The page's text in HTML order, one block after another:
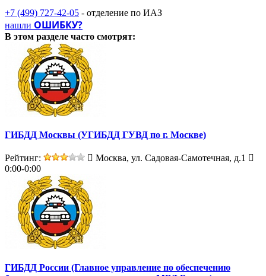
+7 (499) 727-42-05 - отделение по ИАЗ
нашли ОШИБКУ?
В этом разделе часто смотрят:
ГИБДД Москвы (УГИБДД ГУВД по г. Москве)
Рейтинг:
Москва, ул. Садовая-Самотечная, д.1
0:00-0:00
ГИБДД России (Главное управление по обеспечению